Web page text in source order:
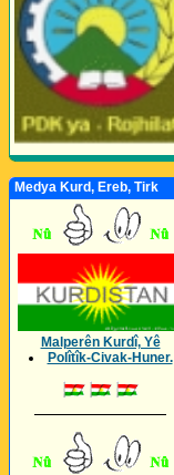
Medya Kurd, Ereb, Tirk
Malperên Kurdî, Yê
Polîtîk-Civak-Huner.